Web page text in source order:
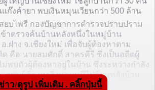
ก๊งค้ายา พบเงินหมุนเวียนกว่า 500 ล้าน
ยบไพรี กองบัญชาการตำรวจปราบปราม
ข้าตรวจค้นบ้านหลังหนึ่งในหมู่บ้าน
.ฝาง จ.เชียงใหม่ เพื่อจับผู้ต้องหาตาม
ด คือ นายสมศักดิ์ สาครคีรี ซึ่งเป็นอดีตผู้
พบตัวผู้ต้องหาอยู่ในบ้าน ซึ่งระหว่างกำลัง
ชุดพบผู้ต้องหาวิ่งหลบหนีไปด้านหลังบ้าน
จึงคุมตัวมาพร้อมแจ้งหมายจับข้อหาสมคบ
าว/ดูรูป เพิ่มเติม . คลิ๊กปุ่มนี้